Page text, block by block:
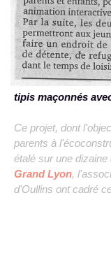
tipis maçonnés
Ce projet, dont
parents à
étalé sur une
Grand Lyon,
d'Oullins ont cadré